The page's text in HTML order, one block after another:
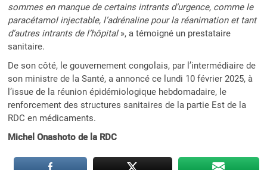
sommes en manque de certains intrants d’urgence, comme le
paracétamol injectable, l’adrénaline pour la réanimation et tant
d’autres intrants de l’hôpital», a témoigné un prestataire
sanitaire.
De son côté, le gouvernement congolais, par l’intermédiaire de
son ministre de la Santé, a annoncé ce lundi 10 février 2025, à
l’issue de la réunion épidémiologique hebdomadaire, le
renforcement des structures sanitaires de la partie Est de la
RDC en médicaments.
Michel Onashoto de la RDC